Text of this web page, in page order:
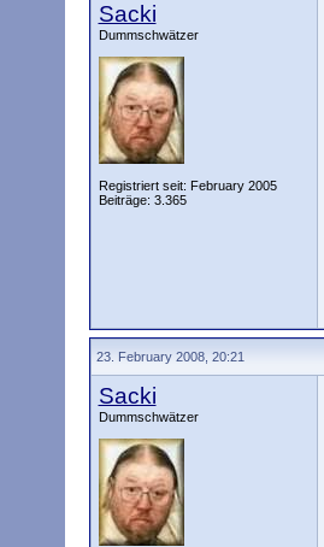
Sacki
Dummschwätzer
Registriert seit: February 2005
Beiträge: 3.365
23. February 2008, 20:21
Sacki
Dummschwätzer